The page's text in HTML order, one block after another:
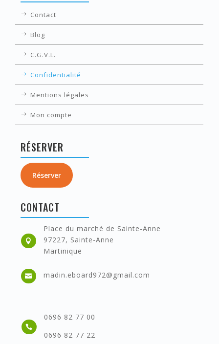
Contact
Blog
C.G.V.L.
Confidentialité
Mentions légales
Mon compte
RÉSERVER
Réserver
CONTACT

Place du marché de Sainte-Anne
97227, Sainte-Anne
Martinique
 madin.eboard972@gmail.com

0696 82 77 00
0696 82 77 22